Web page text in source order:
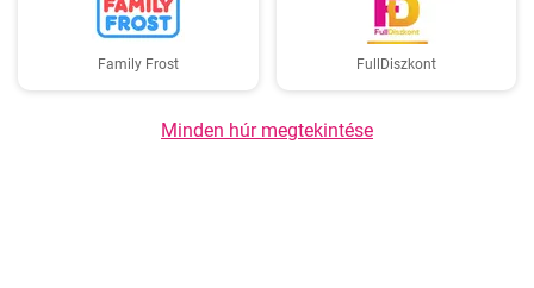
Family Frost FullDiszkont
Minden húr megtekintése